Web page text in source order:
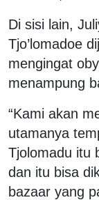
Di sisi lain,
Tjo’lomadoe
mengingat
menampung
“Kami akan
utamanya
Tjolomadu itu
dan itu bisa
bazaar yang